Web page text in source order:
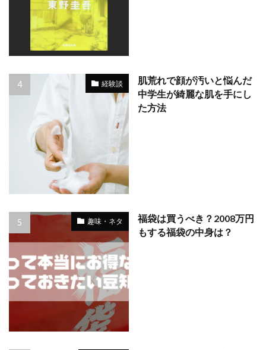
経験談
肌荒れで顔が汚いと悩んだ
中学生が綺麗な肌を手にし
た方法
趣味・ネタ
福袋は買うべき？2008万円
もする福袋の中身は？